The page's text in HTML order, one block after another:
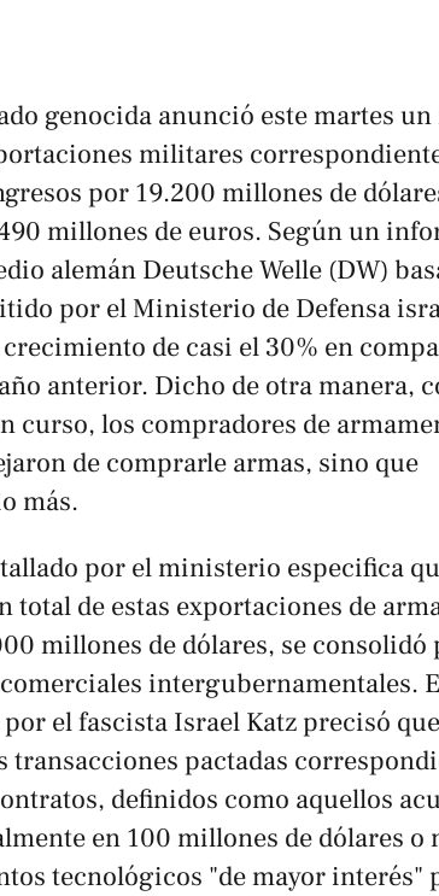
genocida anunció este martes
militares
por 19.200 millones de
millones de euros. Según un
alemán Deutsche Welle (DW)
por el Ministerio de Defensa
de casi el 30% en
anterior. Dicho de otra manera,
curso, los compradores de
de comprarle armas, sino que
más.
por el ministerio especifica
total de estas exportaciones de
millones de dólares, se consolidó
intergubernamentales.
el fascista Israel Katz precisó
transacciones pactadas
definidos como aquellos
en 100 millones de dólares o
tecnológicos "de mayor interés"